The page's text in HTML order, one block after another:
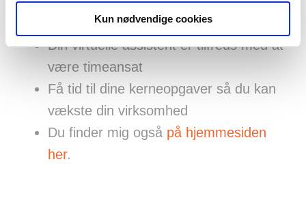
Kun nødvendige cookies
markedsføring for dig
Din virtuelle assistent er tilfreds med at
være timeansat
Få tid til dine kerneopgaver så du kan
vækste din virksomhed
Du finder mig også på hjemmesiden
her.